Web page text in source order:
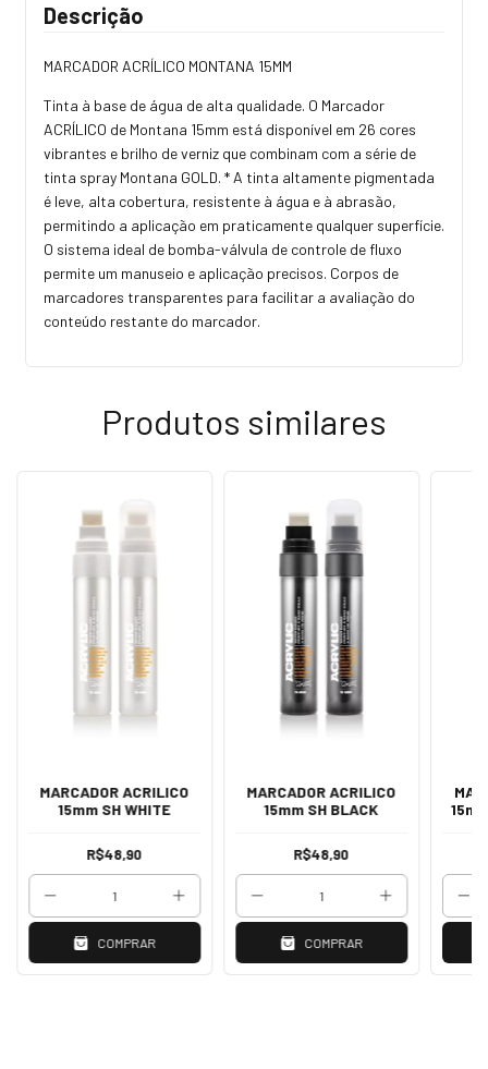
Descrição
MARCADOR ACRÍLICO MONTANA 15MM
Tinta à base de água de alta qualidade. O Marcador
ACRÍLICO de Montana 15mm está disponível em 26 cores
vibrantes e brilho de verniz que combinam com a série de
tinta spray Montana GOLD. * A tinta altamente pigmentada
é leve, alta cobertura, resistente à água e à abrasão,
permitindo a aplicação em praticamente qualquer superfície.
O sistema ideal de bomba-válvula de controle de fluxo
permite um manuseio e aplicação precisos. Corpos de
marcadores transparentes para facilitar a avaliação do
conteúdo restante do marcador.
Produtos similares
MARCADOR ACRILICO
15mm SH WHITE
R$48,90
COMPRAR
MARCADOR ACRILICO
15mm SH BLACK
R$48,90
COMPRAR